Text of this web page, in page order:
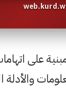
على